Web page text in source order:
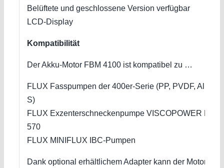
Belüftete und geschlossene Version verfügbar
LCD-Display
Kompatibilität
Der Akku-Motor FBM 4100 ist kompatibel zu …
FLUX Fasspumpen der 400er-Serie (PP, PVDF, Al,
S)
FLUX Exzenterschneckenpumpe VISCOPOWER F
570
FLUX MINIFLUX IBC-Pumpen
Dank optional erhältlichem Adapter kann der Motor